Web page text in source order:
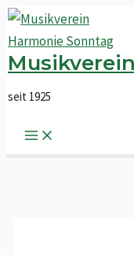
Zum
Inhalt
springen
seit 1925
Menu
Post
navigation